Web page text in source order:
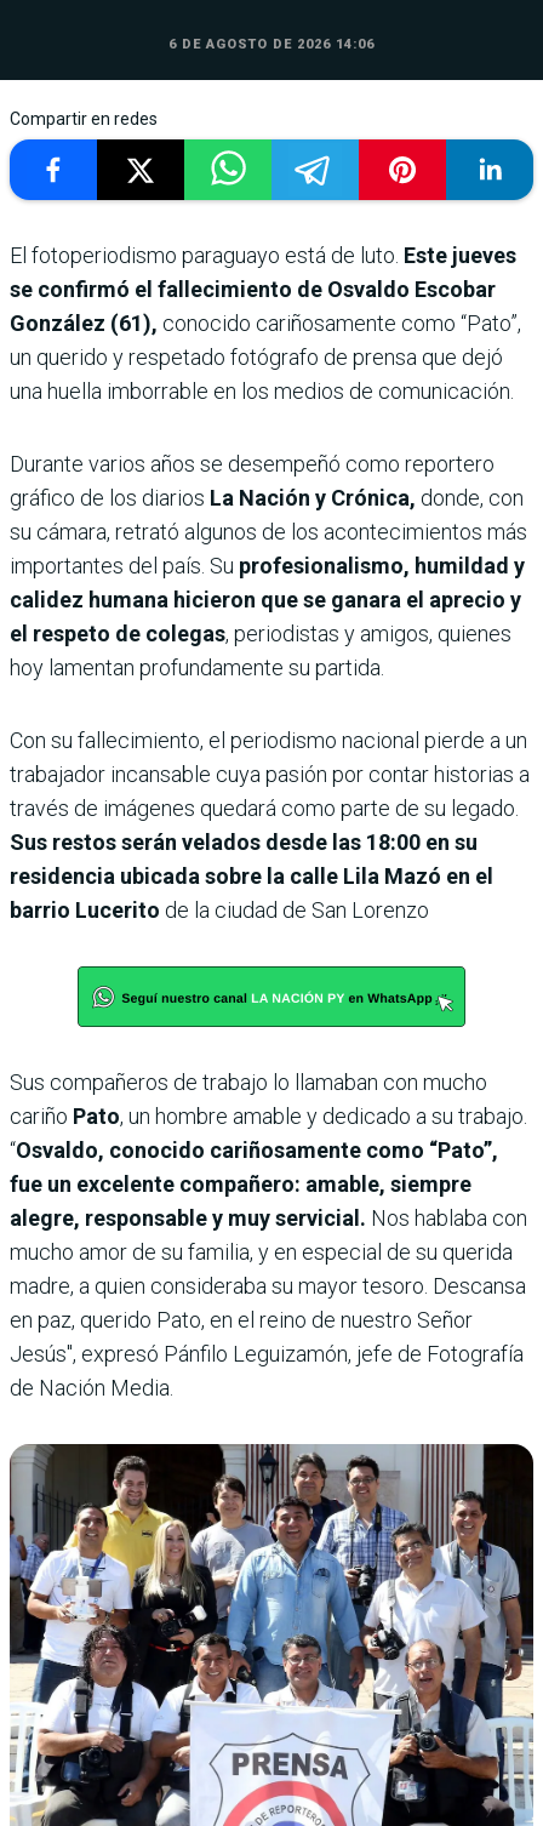
6 DE AGOSTO DE 2026 14:06
Compartir en redes
El fotoperiodismo paraguayo está de luto. Este jueves
se confirmó el fallecimiento de Osvaldo Escobar
González (61), conocido cariñosamente como “Pato”,
un querido y respetado fotógrafo de prensa que dejó
una huella imborrable en los medios de comunicación.
Durante varios años se desempeñó como reportero
gráfico de los diarios La Nación y Crónica, donde, con
su cámara, retrató algunos de los acontecimientos más
importantes del país. Su profesionalismo, humildad y
calidez humana hicieron que se ganara el aprecio y
el respeto de colegas, periodistas y amigos, quienes
hoy lamentan profundamente su partida.
Con su fallecimiento, el periodismo nacional pierde a un
trabajador incansable cuya pasión por contar historias a
través de imágenes quedará como parte de su legado.
Sus restos serán velados desde las 18:00 en su
residencia ubicada sobre la calle Lila Mazó en el
barrio Lucerito de la ciudad de San Lorenzo
Sus compañeros de trabajo lo llamaban con mucho
cariño Pato, un hombre amable y dedicado a su trabajo.
“Osvaldo, conocido cariñosamente como “Pato”,
fue un excelente compañero: amable, siempre
alegre, responsable y muy servicial. Nos hablaba con
mucho amor de su familia, y en especial de su querida
madre, a quien consideraba su mayor tesoro. Descansa
en paz, querido Pato, en el reino de nuestro Señor
Jesús", expresó Pánfilo Leguizamón, jefe de Fotografía
de Nación Media.